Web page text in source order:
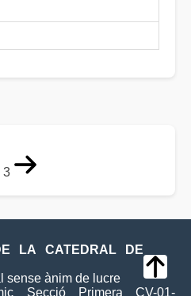
3
LA CATEDRAL DE
sense ànim de lucre
Secció Primera CV-01-